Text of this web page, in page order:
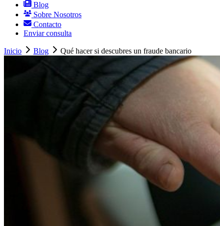
Blog
Sobre Nosotros
Contacto
Enviar consulta
Inicio Blog Qué hacer si descubres un fraude bancario